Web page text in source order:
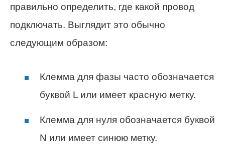
правильно определить, где какой провод
подключать. Выглядит это обычно
следующим образом:
Клемма для фазы часто обозначается
буквой L или имеет красную метку.
Клемма для нуля обозначается буквой
N или имеет синюю метку.